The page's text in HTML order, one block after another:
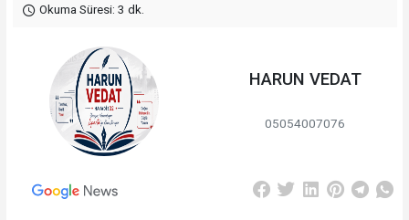
Okuma Süresi: 3 dk.
HARUN VEDAT
05054007076